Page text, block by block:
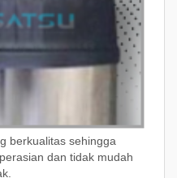
berkualitas sehingga
dan tidak mudah